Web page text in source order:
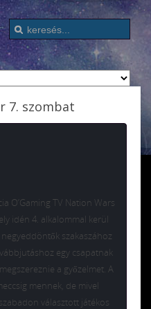
7. szombat
O’Gaming TV Nation Wars
idén 4. alkalommal kerül
szakaszához
egy csapatnak
a győzelmet. A
mennek, de mivel
választott játékos